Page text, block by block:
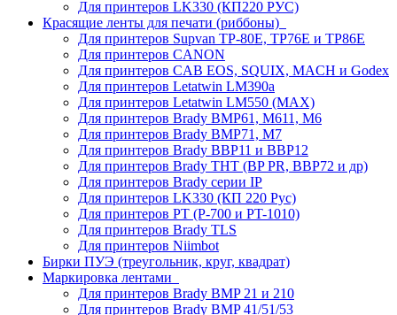
Для принтеров LK330 (КП220 РУС)
Красящие ленты для печати (риббоны)
Для принтеров Supvan TP-80E, TP76E и TP86E
Для принтеров CANON
Для принтеров CAB EOS, SQUIX, MACH и Godex
Для принтеров Letatwin LM390a
Для принтеров Letatwin LM550 (MAX)
Для принтеров Brady BMP61, M611, M6
Для принтеров Brady BMP71, M7
Для принтеров Brady BBP11 и BBP12
Для принтеров Brady THT (BP PR, BBP72 и др)
Для принтеров Brady серии IP
Для принтеров LK330 (КП 220 Рус)
Для принтеров PT (P-700 и PT-1010)
Для принтеров Brady TLS
Для принтеров Niimbot
Бирки ПУЭ (треугольник, круг, квадрат)
Маркировка лентами
Для принтеров Brady BMP 21 и 210
Для принтеров Brady BMP 41/51/53